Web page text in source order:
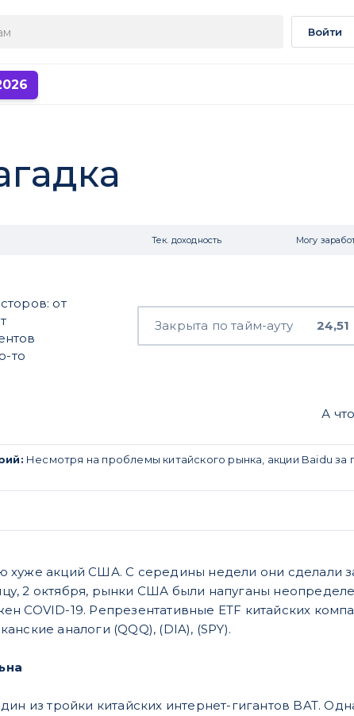
Войти
Тек. доходность Могу
от
то
Закрыта по тайм-ауту 24,51
А
Несмотря на проблемы китайского рынка, акции Baidu
хуже акций США. С середины недели они сделали
2 октября, рынки США были напуганы
COVID-19. Репрезентативные ETF китайских
аналоги (QQQ), (DIA), (SPY).
из тройки китайских интернет-гигантов BAT.